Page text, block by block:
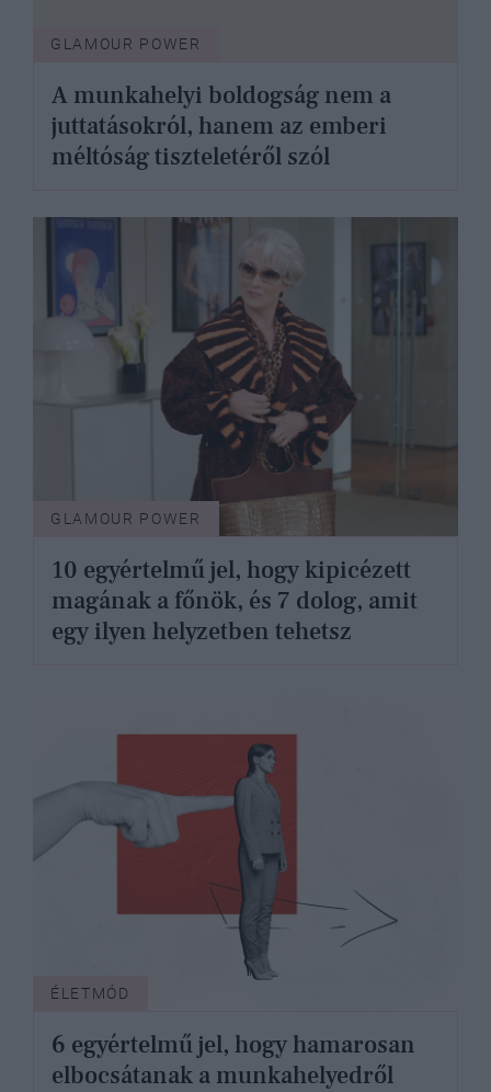
GLAMOUR POWER
A munkahelyi boldogság nem a
juttatásokról, hanem az emberi
méltóság tiszteletéről szól
GLAMOUR POWER
10 egyértelmű jel, hogy kipicézett
magának a főnök, és 7 dolog, amit
egy ilyen helyzetben tehetsz
ÉLETMÓD
6 egyértelmű jel, hogy hamarosan
elbocsátanak a munkahelyedről